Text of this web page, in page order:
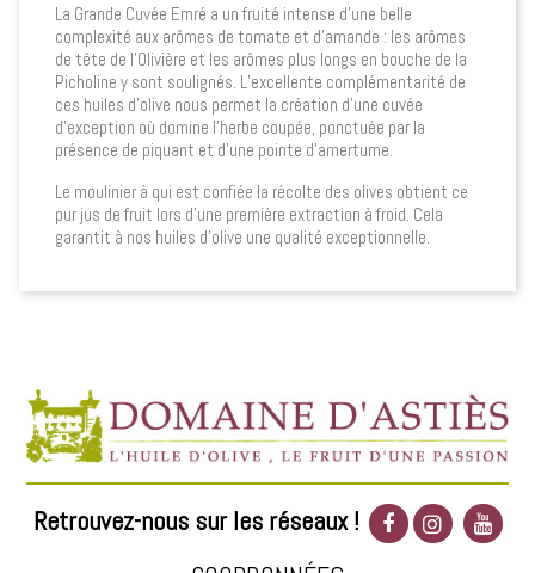
La Grande Cuvée Emré a un fruité intense d’une belle
complexité aux arômes de tomate et d'amande : les arômes
de tête de l’Olivière et les arômes plus longs en bouche de la
Picholine y sont soulignés. L’excellente complémentarité de
ces huiles d’olive nous permet la création d’une cuvée
d’exception où domine l’herbe coupée, ponctuée par la
présence de piquant et d’une pointe d’amertume.
Le moulinier à qui est confiée la récolte des olives obtient ce
pur jus de fruit lors d’une première extraction à froid. Cela
garantit à nos huiles d’olive une qualité exceptionnelle.
Retrouvez-nous sur les réseaux !